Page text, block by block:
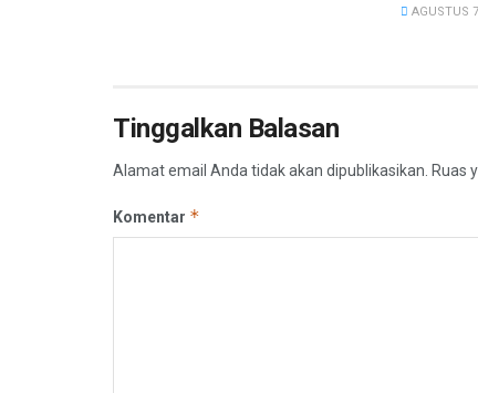
AGUSTUS
Tinggalkan Balasan
Alamat email Anda tidak akan dipublikasikan. Ruas
Komentar *